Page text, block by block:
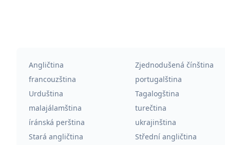
Angličtina Zjednodušená čínština
francouzština
portugalština
Urduština
Tagalogština
malajálamština
turečtina
íránská perština
ukrajinština
Stará angličtina
Střední angličtina